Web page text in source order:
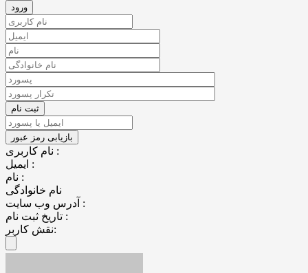
نام کاربری :
ایمیل :
نام :
نام خانوادگی
آدرس وب سایت :
تاریخ ثبت نام :
نقش کاربر: